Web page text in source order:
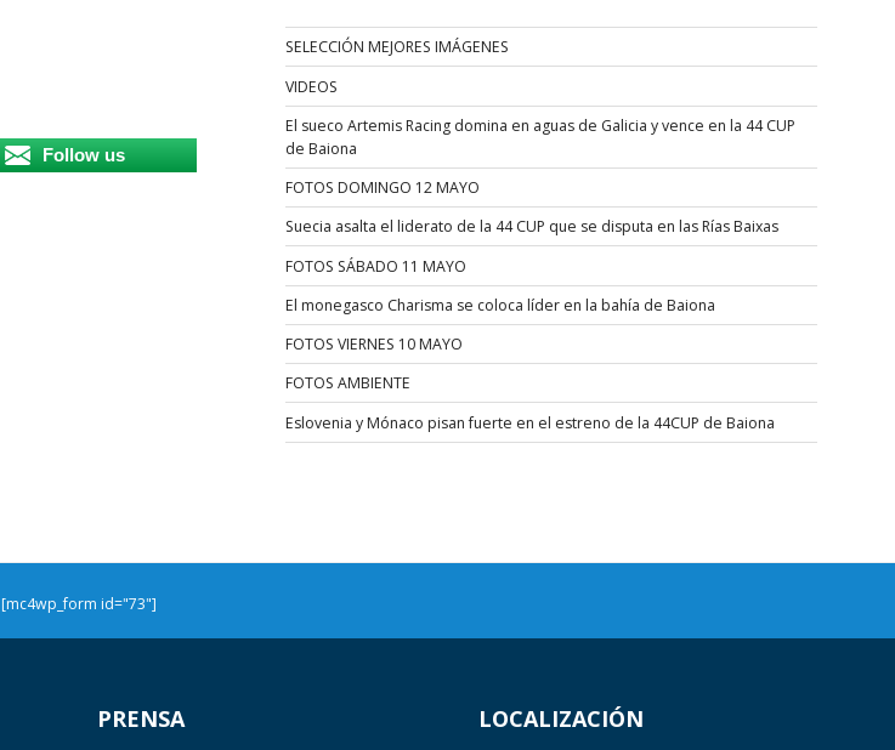
Follow us
SELECCIÓN MEJORES IMÁGENES
VIDEOS
El sueco Artemis Racing domina en aguas de Galicia y vence en la 44 CUP
de Baiona
FOTOS DOMINGO 12 MAYO
Suecia asalta el liderato de la 44 CUP que se disputa en las Rías Baixas
FOTOS SÁBADO 11 MAYO
El monegasco Charisma se coloca líder en la bahía de Baiona
FOTOS VIERNES 10 MAYO
FOTOS AMBIENTE
Eslovenia y Mónaco pisan fuerte en el estreno de la 44CUP de Baiona
[mc4wp_form id="73"]
PRENSA LOCALIZACIÓN